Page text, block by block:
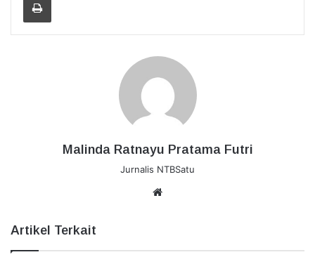
Malinda Ratnayu Pratama Futri
Jurnalis NTBSatu
Artikel Terkait